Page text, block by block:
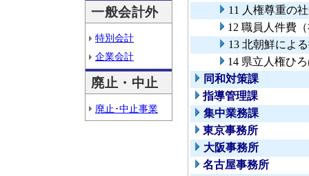
一般会計外
特別会計
企業会計
廃止・中止
廃止･中止事業
11 人権尊重の
12 職員人件費
13 北朝鮮によ
14 県立人権ひ
同和対策課
指導管理課
集中業務課
東京事務所
大阪事務所
名古屋事務所